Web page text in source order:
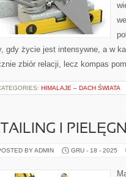
gdy życie jest intensywne, a w
zbiór relacji, lecz kompas
HIMALAJE – DACH ŚWIATA
I
BY ADMIN GRU - 18 - 2025